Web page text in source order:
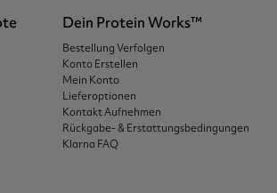
Dein Protein Works™
Bestellung Verfolgen
Konto Erstellen
Mein Konto
Lieferoptionen
Kontakt Aufnehmen
Rückgabe- & Erstattungsbedingungen
Klarna FAQ